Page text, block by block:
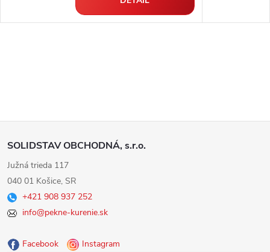
Z
á
p
ä
SOLIDSTAV OBCHODNÁ, s.r.o.
Južná trieda 117
040 01 Košice, SR
+421 908 937 252
info@pekne-kurenie.sk
Facebook Instagram